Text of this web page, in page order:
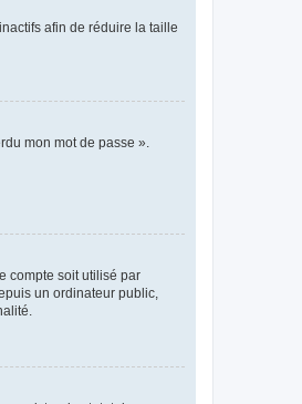
afin de réduire la taille
mon mot de passe ».
compte soit utilisé par
un ordinateur public,